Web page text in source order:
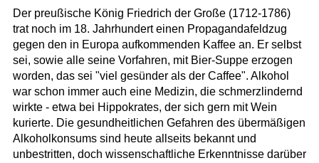
Der preußische König Friedrich der Große (1712-1786)
trat noch im 18. Jahrhundert einen Propagandafeldzug
gegen den in Europa aufkommenden Kaffee an. Er selbst
sei, sowie alle seine Vorfahren, mit Bier-Suppe erzogen
worden, das sei "viel gesünder als der Caffee". Alkohol
war schon immer auch eine Medizin, die schmerzlindernd
wirkte - etwa bei Hippokrates, der sich gern mit Wein
kurierte. Die gesundheitlichen Gefahren des übermäßigen
Alkoholkonsums sind heute allseits bekannt und
unbestritten, doch wissenschaftliche Erkenntnisse darüber